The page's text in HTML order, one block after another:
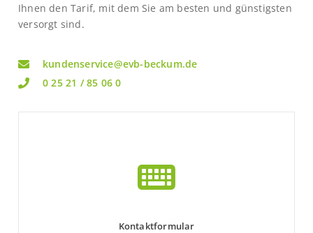
Ihnen den Tarif, mit dem Sie am besten und günstigsten
versorgt sind.
kundenservice@evb-beckum.de
0 25 21 / 85 06 0
Kontaktformular